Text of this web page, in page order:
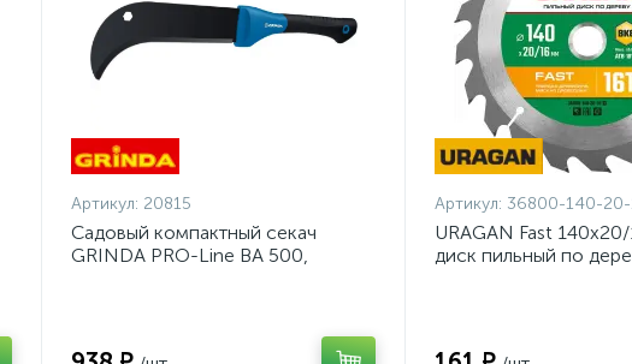
Артикул: 20815
Садовый компактный секач
GRINDA PRO-Line BA 500,
Артикул: 36800-140-20-
URAGAN Fast
диск пильный по